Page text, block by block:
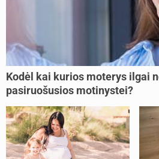
Kodėl kai kurios moterys ilgai
pasiruošusios motinystei?